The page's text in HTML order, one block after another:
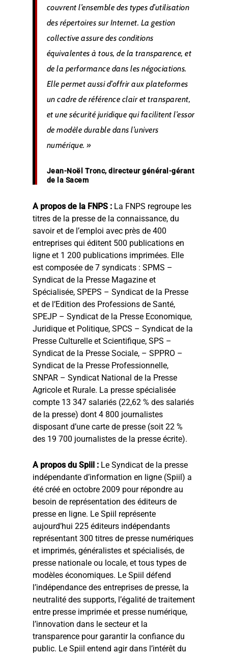
couvrent l’ensemble des types d’utilisation
des répertoires sur Internet. La gestion
collective assure des conditions
équivalentes à tous, de la transparence, et
de la performance dans les négociations.
Elle permet aussi d’offrir aux plateformes
un cadre de référence clair et transparent,
et une sécurité juridique qui facilitent l’essor
de modèle durable dans l’univers
numérique. »
Jean-Noël Tronc, directeur général-gérant
de la Sacem
A propos de la FNPS : La FNPS regroupe les
titres de la presse de la connaissance, du
savoir et de l’emploi avec près de 400
entreprises qui éditent 500 publications en
ligne et 1 200 publications imprimées. Elle
est composée de 7 syndicats : SPMS –
Syndicat de la Presse Magazine et
Spécialisée, SPEPS – Syndicat de la Presse
et de l’Edition des Professions de Santé,
SPEJP – Syndicat de la Presse Economique,
Juridique et Politique, SPCS – Syndicat de la
Presse Culturelle et Scientifique, SPS –
Syndicat de la Presse Sociale, – SPPRO –
Syndicat de la Presse Professionnelle,
SNPAR – Syndicat National de la Presse
Agricole et Rurale. La presse spécialisée
compte 13 347 salariés (22,62 % des salariés
de la presse) dont 4 800 journalistes
disposant d’une carte de presse (soit 22 %
des 19 700 journalistes de la presse écrite).
A propos du Spiil : Le Syndicat de la presse
indépendante d’information en ligne (Spiil) a
été créé en octobre 2009 pour répondre au
besoin de représentation des éditeurs de
presse en ligne. Le Spiil représente
aujourd’hui 225 éditeurs indépendants
représentant 300 titres de presse numériques
et imprimés, généralistes et spécialisés, de
presse nationale ou locale, et tous types de
modèles économiques. Le Spiil défend
l’indépendance des entreprises de presse, la
neutralité des supports, l’égalité de traitement
entre presse imprimée et presse numérique,
l’innovation dans le secteur et la
transparence pour garantir la confiance du
public. Le Spiil entend agir dans l’intérêt du